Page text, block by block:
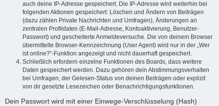
auch deine IP-Adresse gespeichert. Die IP-Adresse wird weiterhin bei
folgenden Aktionen gespeichert: Löschen und Ändern von Beiträgen
(dazu zählen Private Nachrichten und Umfragen), Änderungen an
zentralen Profildaten (E-Mail-Adresse, Kontoaktivierung, Benutzer-
Passwort) und gescheiterte Anmeldeversuche. Die von deinem Browser
übermittelte Browser-Kennzeichnung (User Agent) wird nur in der „Wer
ist online?“-Funktion angezeigt und nicht dauerhaft gespeichert.
Schließlich erfordern einzelne Funktionen des Boards, dass weitere
Daten gespeichert werden. Dazu gehören dein Abstimmungsverhalten
bei Umfragen, der Gelesen-Status von deinen Beiträgen oder explizit
von dir gesetzte Lesezeichen oder Benachrichtigungsfunktionen.
Dein Passwort wird mit einer Einwege-Verschlüsselung (Hash)